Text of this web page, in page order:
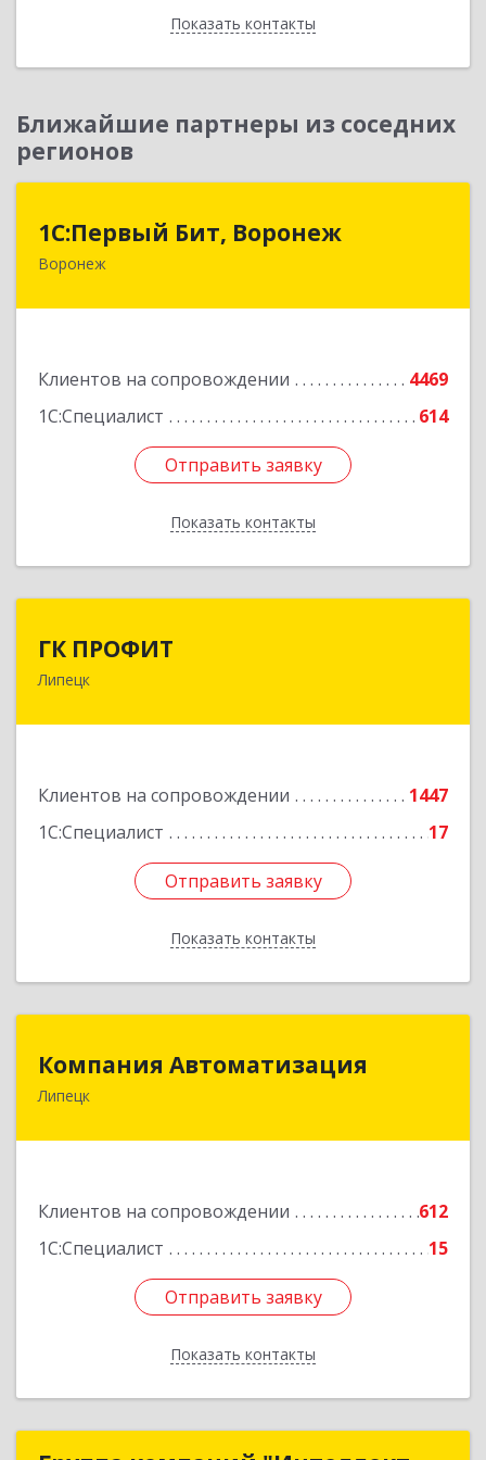
Показать контакты
Назад
Ближайшие партнеры из соседних
регионов
1С:Первый Бит, Воронеж
Воронеж
Клиентов на сопровождении
4469
1С:Специалист
614
Отправить заявку
Показать контакты
1С:Первый Бит, Воронеж
394006, Воронежская обл, Воронеж г, 20-летия
Отправить заявку
Назад
ГК ПРОФИТ
Липецк
Клиентов на сопровождении
1447
1С:Специалист
17
Отправить заявку
Показать контакты
398001, Липецкая обл, Липецк г, Советская ул,
Отправить заявку
Назад
Компания Автоматизация
Липецк
Клиентов на сопровождении
612
1С:Специалист
15
Отправить заявку
Показать контакты
398001, Липецкая обл, Липецк г, Победы пл,
Отправить заявку
Назад